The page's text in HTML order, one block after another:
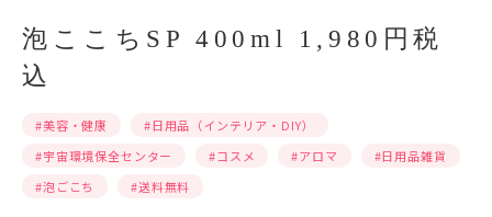
泡ここちSP 400ml 1,980円税
込
#美容・健康
#⽇⽤品（インテリア・DIY）
#宇宙環境保全センター
#コスメ #アロマ
#⽇⽤品雑貨
#泡ごこち
#送料無料